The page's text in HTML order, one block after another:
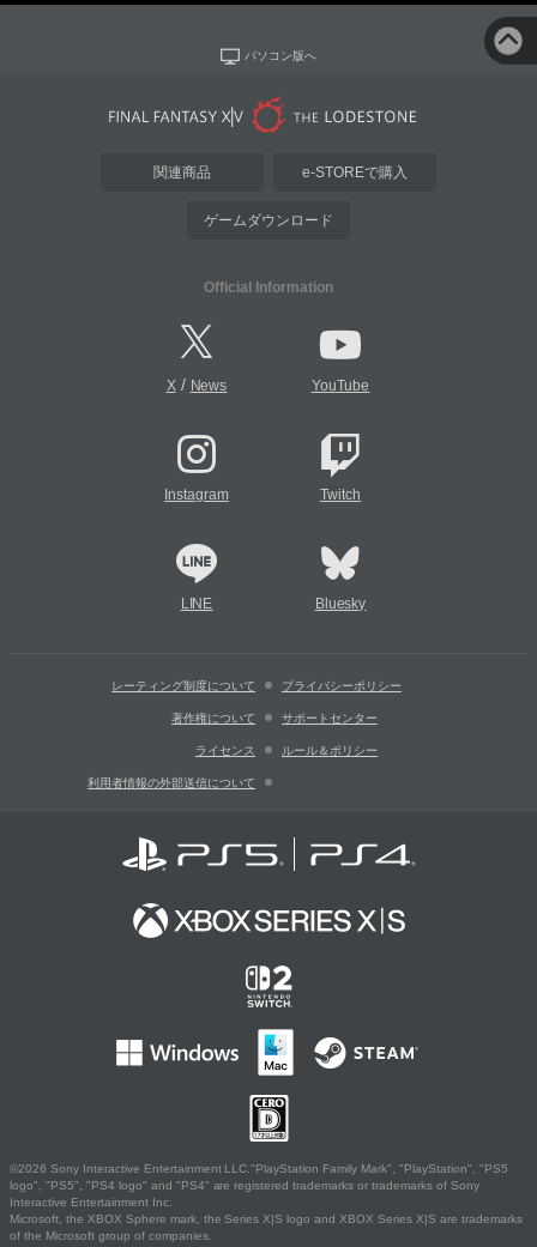
パソコン版へ
関連商品 e-STOREで購入
ゲームダウンロード
Official Information
X/ News YouTube
Instagram Twitch
LINE Bluesky
レーティング制度について プライバシーポリシー
著作権について サポートセンター
ライセンス ルール＆ポリシー
利用者情報の外部送信について
©2026 Sony Interactive Entertainment LLC."PlayStation Family Mark", "PlayStation", "PS5
logo", "PS5", "PS4 logo" and "PS4" are registered trademarks or trademarks of Sony
Interactive Entertainment Inc.
Microsoft, the XBOX Sphere mark, the Series X|S logo and XBOX Series X|S are trademarks
of the Microsoft group of companies.